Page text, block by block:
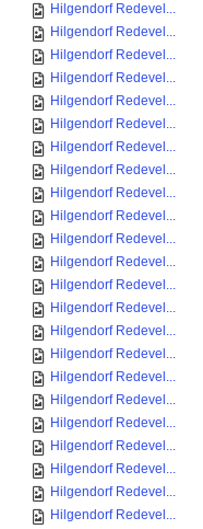
Hilgendorf Redevel...
Hilgendorf Redevel...
Hilgendorf Redevel...
Hilgendorf Redevel...
Hilgendorf Redevel...
Hilgendorf Redevel...
Hilgendorf Redevel...
Hilgendorf Redevel...
Hilgendorf Redevel...
Hilgendorf Redevel...
Hilgendorf Redevel...
Hilgendorf Redevel...
Hilgendorf Redevel...
Hilgendorf Redevel...
Hilgendorf Redevel...
Hilgendorf Redevel...
Hilgendorf Redevel...
Hilgendorf Redevel...
Hilgendorf Redevel...
Hilgendorf Redevel...
Hilgendorf Redevel...
Hilgendorf Redevel...
Hilgendorf Redevel...